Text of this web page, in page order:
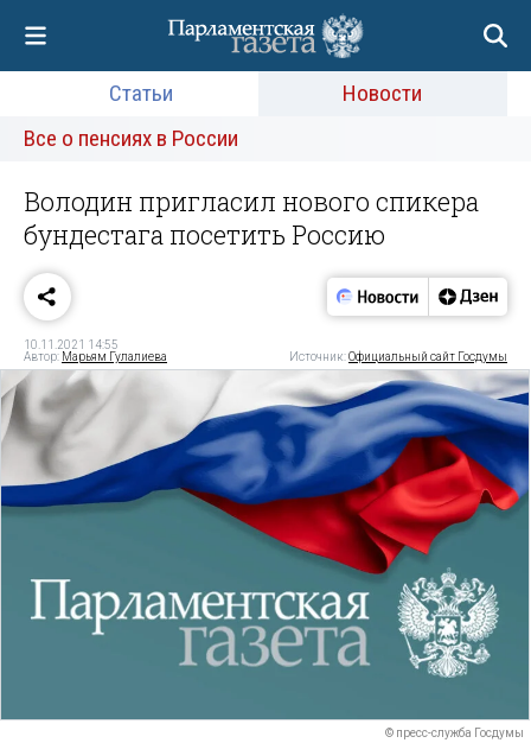
Статьи
Новости
Все о пенсиях в России
Володин пригласил нового спикера
бундестага посетить Россию
10.11.2021 14:55
Автор: Марьям Гулалиева Источник:Официальный сайт Госдумы
© пресс-служба Госдумы